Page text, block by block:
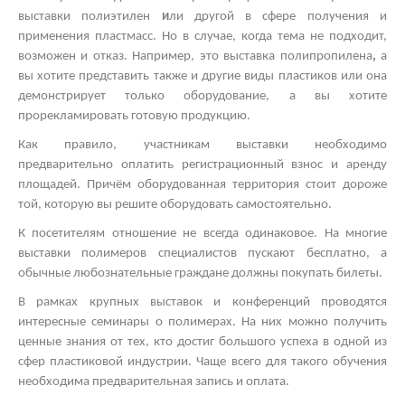
выставки полиэтилен
или другой
в сфере получения и
применения пластмасс. Но в случае, когда тема не подходит,
возможен и отказ. Например, это выставка полипропилена,а
вы хотите представить также и другие виды пластиков или она
демонстрирует только оборудование, а вы хотите
прорекламировать готовую продукцию.
Как правило, участникам выставки необходимо
предварительно оплатить регистрационный взнос и аренду
площадей. Причём оборудованная территория стоит дороже
той, которую вы решите оборудовать самостоятельно.
К посетителям отношение не всегда одинаковое. На многие
выставки полимеров специалистов пускают бесплатно, а
обычные любознательные граждане должны покупать билеты.
В рамках крупных выставок
и конференций проводятся
интересные семинары о полимерах. На них можно получить
ценные знания от тех, кто достиг большого успеха в одной из
сфер пластиковой индустрии. Чаще всего для такого обучения
необходима предварительная запись и оплата.